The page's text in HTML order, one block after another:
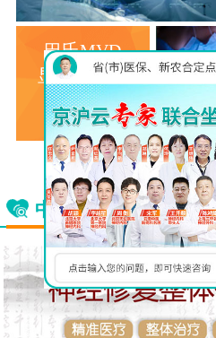
巴氏MVD
显微分离术
详情
查看更多
中西医结合看脑病